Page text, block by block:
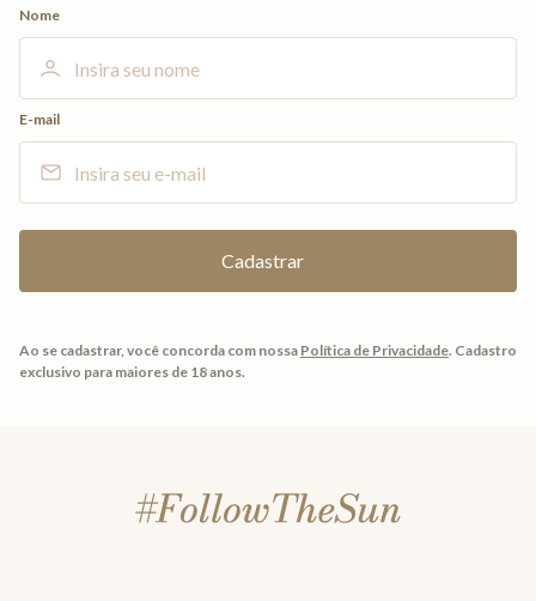
Nome
E-mail
Ao se cadastrar, você concorda com nossa Política de Privacidade. Cadastro
exclusivo para maiores de 18 anos.